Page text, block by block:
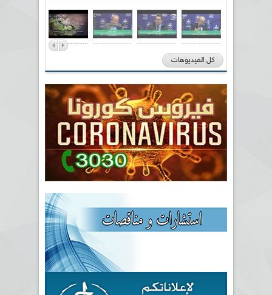
كل الفيديوهات